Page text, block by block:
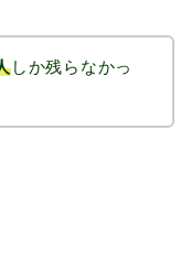
しか残らなかっ